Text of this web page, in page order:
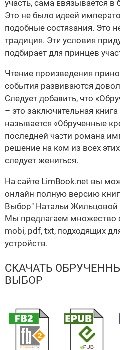
участь, сама ввязывается
Это не было идеей
подобные состязания. Это
традиция. Эти условия
подбирает для принцев
Чтение произведения
события развиваются
Следует добавить, что
– это заключительная
называется «Обрученные
последней части романа
решение на ком из всех
следует жениться.
На сайте LimBook.net вы
онлайн полную версию
Выбор" Натальи Жильцовой
Мы предлагаем множество
mobi, pdf, txt, подходящих
устройств.
СКАЧАТЬ
ВЫБОР